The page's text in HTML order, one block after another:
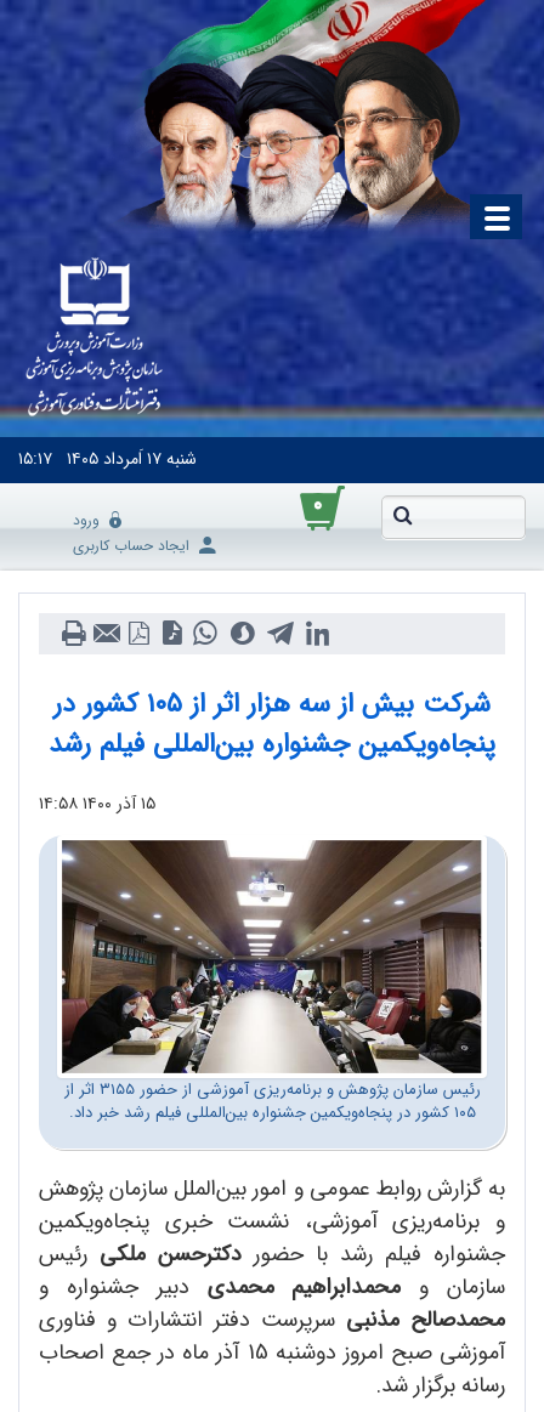
شنبه۱۷ اَمرداد ۱۴۰۵ ۱۵:۱۷
۰
ورود
ایجاد حساب کاربری
شرکت بیش از سه هزار اثر از ۱۰۵ کشور در
پنجاه‌ویکمین جشنواره بین‌المللی فیلم رشد
۱۵ آذر ۱۴۰۰ ۱۴:۵۸
رئیس سازمان پژوهش و برنامه‌ریزی آموزشی از حضور ۳۱۵۵ اثر از
۱۰۵ کشور در پنجاه‌ویکمین جشنواره بین‌المللی فیلم رشد خبر داد.
به گزارش روابط عمومی و امور بین‌الملل سازمان پژوهش
و برنامه‌ریزی آموزشی، نشست خبری پنجاه‌ویکمین
جشنواره فیلم رشد با حضور دکترحسن ملکی رئیس
سازمان و محمدابراهیم محمدی دبیر جشنواره و
محمدصالح مذنبی سرپرست دفتر انتشارات و فناوری
آموزشی صبح امروز دوشنبه 15 آذر ماه در جمع اصحاب
رسانه برگزار شد.